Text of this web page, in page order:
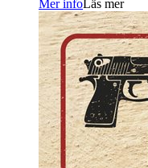
Mer infoLäs mer